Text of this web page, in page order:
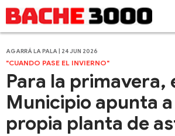
AGARRÁ LA PALA | 24 JUN 2026
"CUANDO PASE EL INVIERNO"
Para la primavera,
Municipio apunta
propia planta de